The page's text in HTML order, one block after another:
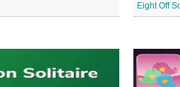
Eight Off